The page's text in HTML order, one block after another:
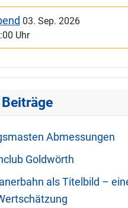
03. Sep. 2026
Uhr
Abmessungen
Goldwörth
als Titelbild –